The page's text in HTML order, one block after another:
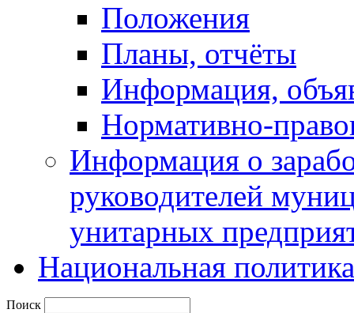
Положения
Планы, отчёты
Информация,
Нормативно-
Информация о
руководителей
унитарных
Национальная политика
Поиск